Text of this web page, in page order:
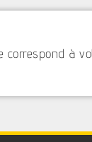
correspond à